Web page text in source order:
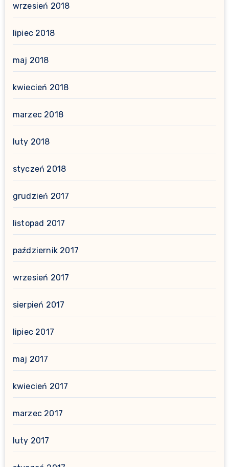
wrzesień 2018
lipiec 2018
maj 2018
kwiecień 2018
marzec 2018
luty 2018
styczeń 2018
grudzień 2017
listopad 2017
październik 2017
wrzesień 2017
sierpień 2017
lipiec 2017
maj 2017
kwiecień 2017
marzec 2017
luty 2017